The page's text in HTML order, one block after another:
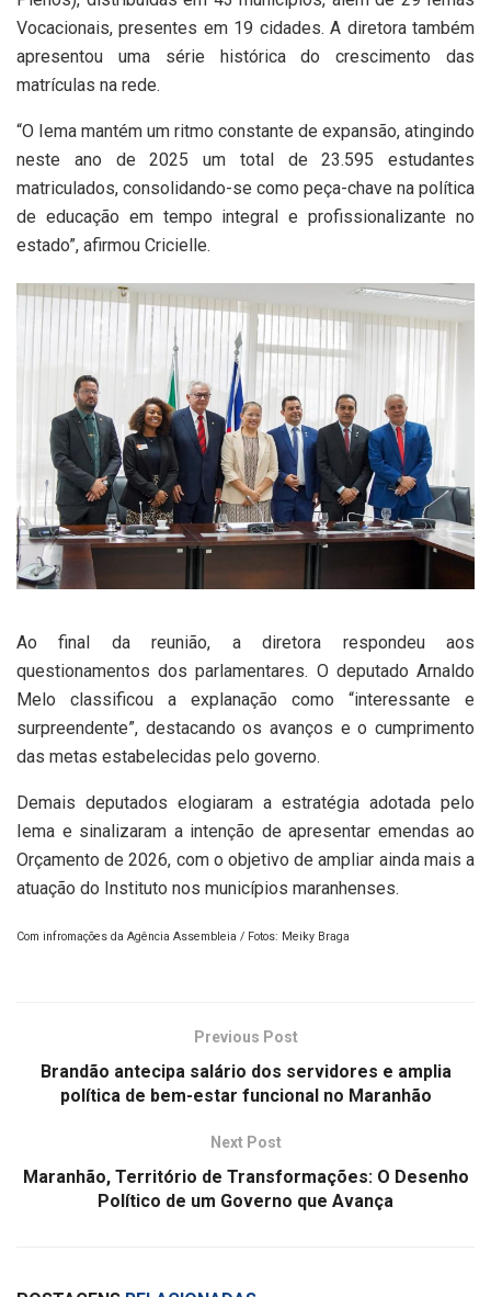
Vocacionais, presentes em 19 cidades. A diretora também
apresentou uma série histórica do crescimento das
matrículas na rede.
“O Iema mantém um ritmo constante de expansão, atingindo
neste ano de 2025 um total de 23.595 estudantes
matriculados, consolidando-se como peça-chave na política
de educação em tempo integral e profissionalizante no
estado”, afirmou Cricielle.
Ao final da reunião, a diretora respondeu aos
questionamentos dos parlamentares. O deputado Arnaldo
Melo classificou a explanação como “interessante e
surpreendente”, destacando os avanços e o cumprimento
das metas estabelecidas pelo governo.
Demais deputados elogiaram a estratégia adotada pelo
Iema e sinalizaram a intenção de apresentar emendas ao
Orçamento de 2026, com o objetivo de ampliar ainda mais a
atuação do Instituto nos municípios maranhenses.
Com infromações da Agência Assembleia / Fotos: Meiky Braga
Previous Post
Brandão antecipa salário dos servidores e amplia
política de bem-estar funcional no Maranhão
Next Post
Maranhão, Território de Transformações: O Desenho
Político de um Governo que Avança